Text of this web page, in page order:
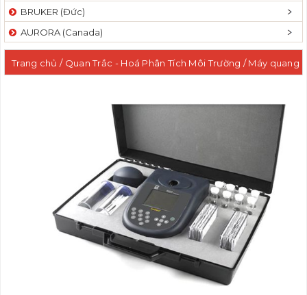
BRUKER (Đức)
AURORA (Canada)
Trang chủ / Quan Trắc - Hoá Phân Tích Môi Trường /Máy quang
đa chỉ tiêu tại hiện trường – YSI 9300